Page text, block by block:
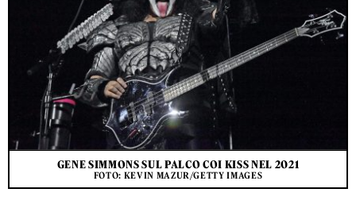
GENE SIMMONS SUL PALCO COI KISS NEL 2021
FOTO: KEVIN MAZUR/GETTY IMAGES